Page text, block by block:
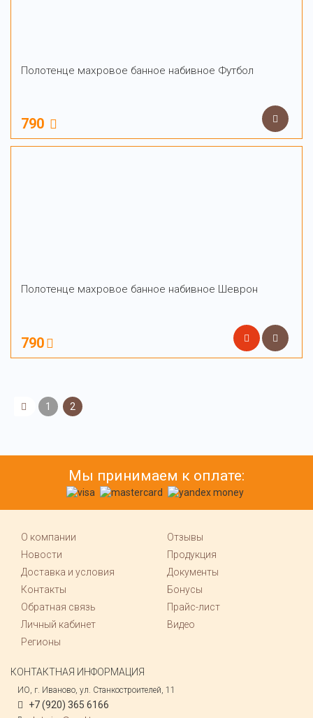
Полотенце махровое банное набивное Футбол
790
Полотенце махровое банное набивное Шеврон
790
1 2
Мы принимаем к оплате:
О компании
Отзывы
Новости
Продукция
Доставка и условия
Документы
Контакты
Бонусы
Обратная связь
Прайс-лист
Личный кабинет
Видео
Регионы
КОНТАКТНАЯ ИНФОРМАЦИЯ
ИО, г. Иваново, ул. Станкостроителей, 11
+7 (920) 365 6166